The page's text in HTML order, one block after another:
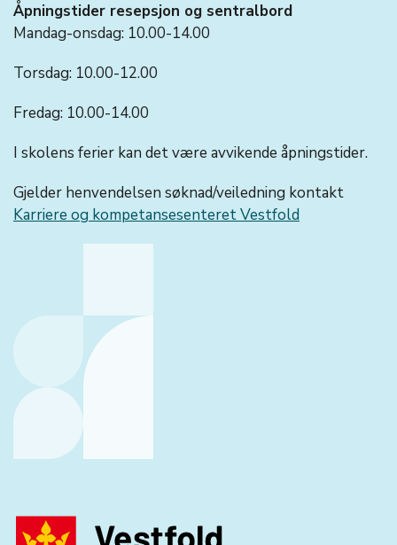
Åpningstider resepsjon og sentralbord
Mandag-onsdag: 10.00-14.00
Torsdag: 10.00-12.00
Fredag: 10.00-14.00
I skolens ferier kan det være avvikende åpningstider.
Gjelder henvendelsen søknad/veiledning kontakt
Karriere og kompetansesenteret Vestfold